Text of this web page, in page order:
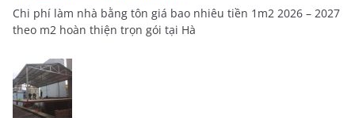
Chi phí làm nhà bằng tôn giá bao nhiêu tiền 1m2 2026 – 2027
theo m2 hoàn thiện trọn gói tại Hà